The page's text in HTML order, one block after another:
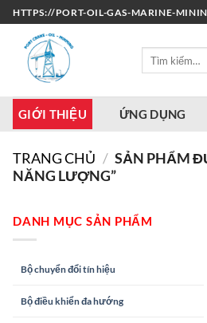
HTTPS://PORT-OIL-GAS-MARINE-
GIỚI THIỆU ỨNG DỤNG
TRANG CHỦ / SẢN PHẨM
NĂNG LƯỢNG”
DANH MỤC SẢN PHẨM
Bộ chuyển đổi tín hiệu
Bộ điều khiển đa hướng